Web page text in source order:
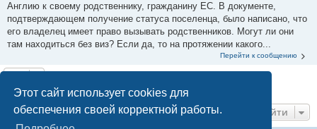
Этот сайт использует cookies для
обеспечения своей корректной работы.
Англию к своему родственнику, гражданину ЕС. В документе,
подтверждающем получение статуса поселенца, было написано, что
его владелец имеет право вызывать родственников. Могут ли они
там находиться без виз? Если да, то на протяжении какого...
Перейти к сообщению
Найдено 4 результата • Страница
Перейти